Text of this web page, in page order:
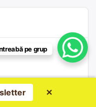
✕
pe grup